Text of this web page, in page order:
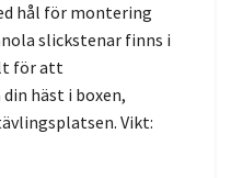
hål för montering
slickstenar finns i
för att
häst i boxen,
Vikt: